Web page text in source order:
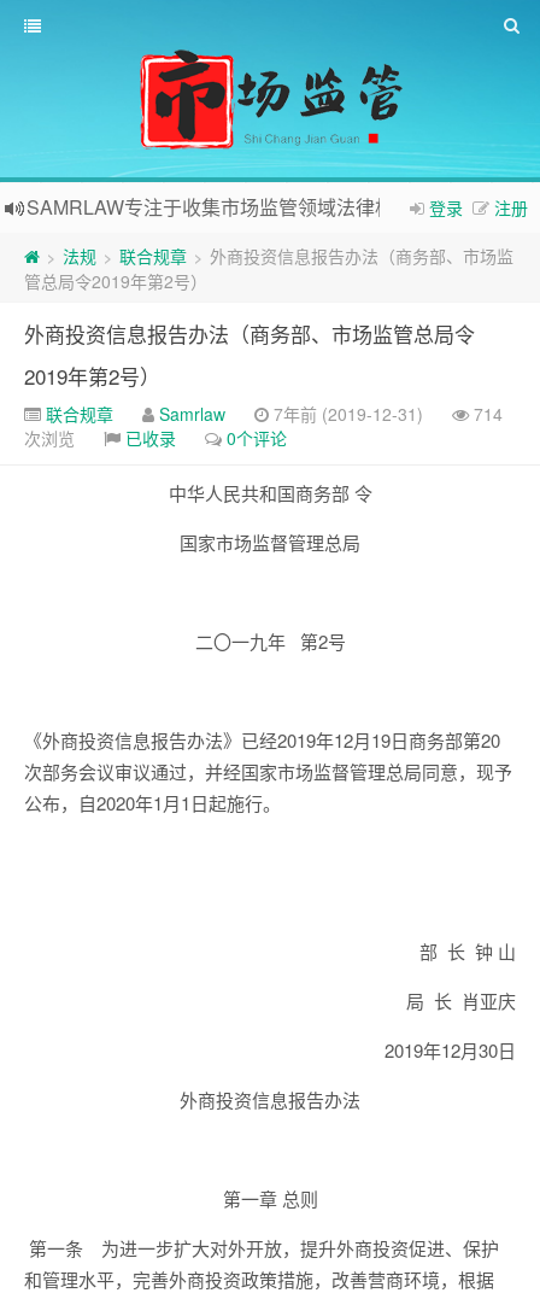
登录 注册
SAMRLAW专注于收集市场监管领域法律相关内容
> 法规 > 联合规章 > 外商投资信息报告办法（商务部、市场监
管总局令2019年第2号）
外商投资信息报告办法（商务部、市场监管总局令
2019年第2号）
联合规章 Samrlaw 7年前 (2019-12-31)
714
次浏览
已收录 0个评论
中华人民共和国商务部 令
国家市场监督管理总局
二〇一九年 第2号
《外商投资信息报告办法》已经2019年12月19日商务部第20
次部务会议审议通过，并经国家市场监督管理总局同意，现予
公布，自2020年1月1日起施行。
部 长 钟 山
局 长 肖亚庆
2019年12月30日
外商投资信息报告办法
第一章 总则
第一条 为进一步扩大对外开放，提升外商投资促进、保护
和管理水平，完善外商投资政策措施，改善营商环境，根据